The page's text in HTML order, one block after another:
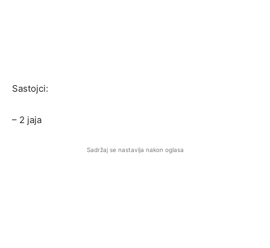
Sastojci:
– 2 jaja
Sadržaj se nastavlja nakon oglasa